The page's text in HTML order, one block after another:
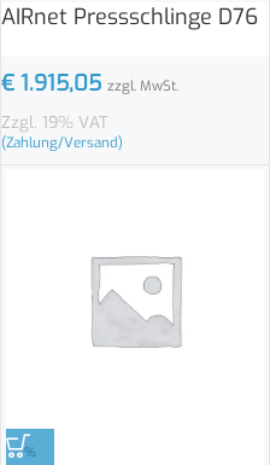
AIRnet Pressschlinge D76
€1.915,05 zzgl. MwSt.
Zzgl. 19% VAT
(Zahlung/Versand)
%